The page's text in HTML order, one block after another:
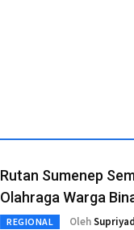
Rutan Sumenep
Olahraga Warga
REGIONAL Oleh